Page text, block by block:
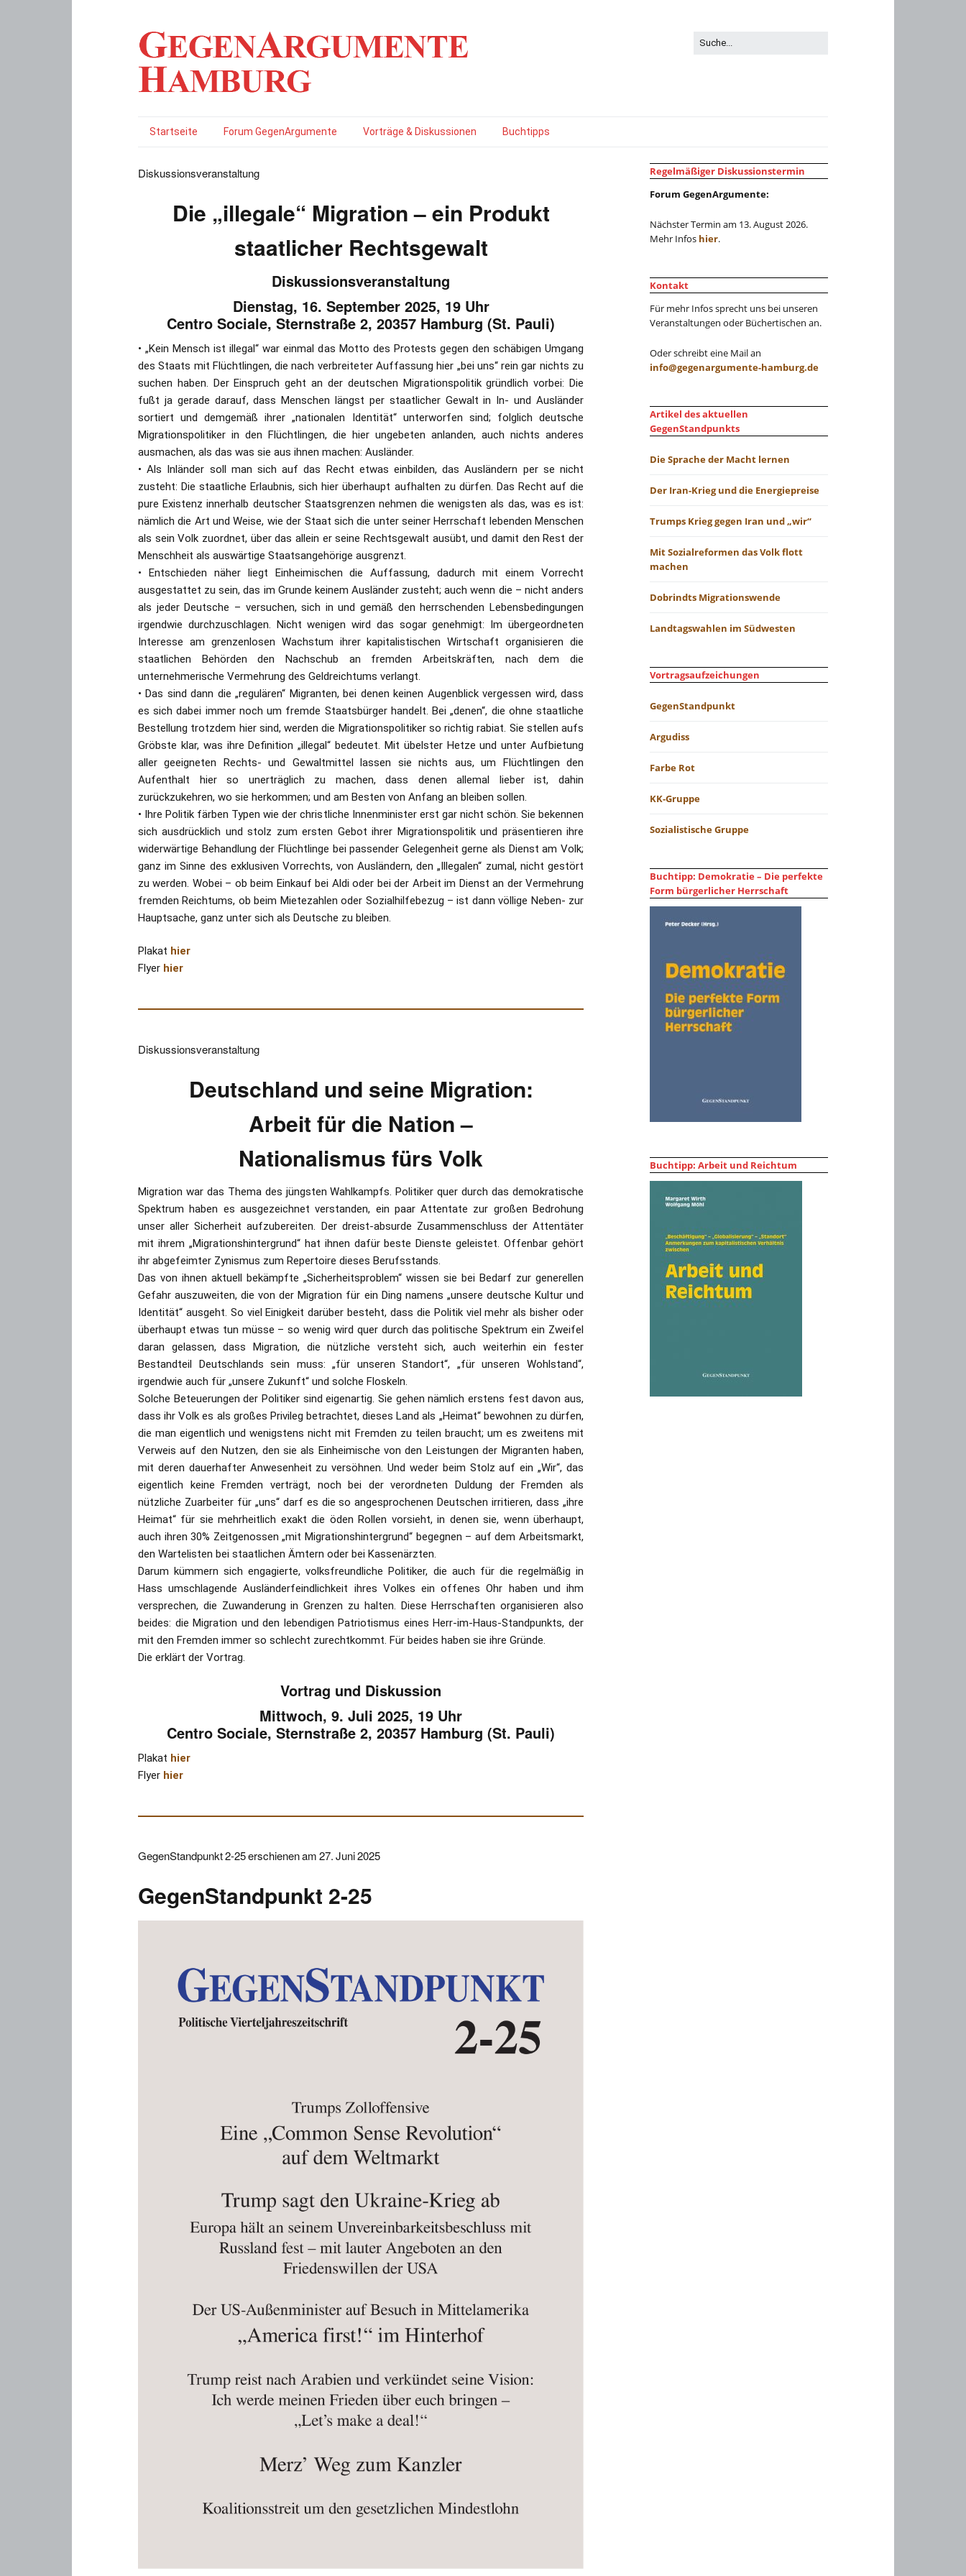
Startseite Forum GegenArgumente Vorträge & Diskussionen Buchtipps
Diskussionsveranstaltung
Die „illegale“ Migration – ein Produkt
staatlicher Rechtsgewalt
Diskussionsveranstaltung
Dienstag, 16. September 2025, 19 Uhr
Centro Sociale, Sternstraße 2, 20357 Hamburg (St. Pauli)
• „Kein Mensch ist illegal“ war einmal das Motto des Protests gegen den schäbigen Umgang
des Staats mit Flüchtlingen, die nach verbreiteter Auffassung hier „bei uns“ rein gar nichts zu
suchen haben. Der Einspruch geht an der deutschen Migrationspolitik gründlich vorbei: Die
fußt ja gerade darauf, dass Menschen längst per staatlicher Gewalt in In- und Ausländer
sortiert und demgemäß ihrer „nationalen Identität“ unterworfen sind; folglich deutsche
Migrationspolitiker in den Flüchtlingen, die hier ungebeten anlanden, auch nichts anderes
ausmachen, als das was sie aus ihnen machen: Ausländer.
• Als Inländer soll man sich auf das Recht etwas einbilden, das Ausländern per se nicht
zusteht: Die staatliche Erlaubnis, sich hier überhaupt aufhalten zu dürfen. Das Recht auf die
pure Existenz innerhalb deutscher Staatsgrenzen nehmen die wenigsten als das, was es ist:
nämlich die Art und Weise, wie der Staat sich die unter seiner Herrschaft lebenden Menschen
als sein Volk zuordnet, über das allein er seine Rechtsgewalt ausübt, und damit den Rest der
Menschheit als auswärtige Staatsangehörige ausgrenzt.
• Entschieden näher liegt Einheimischen die Auffassung, dadurch mit einem Vorrecht
ausgestattet zu sein, das im Grunde keinem Ausländer zusteht; auch wenn die – nicht anders
als jeder Deutsche – versuchen, sich in und gemäß den herrschenden Lebensbedingungen
irgendwie durchzuschlagen. Nicht wenigen wird das sogar genehmigt: Im übergeordneten
Interesse am grenzenlosen Wachstum ihrer kapitalistischen Wirtschaft organisieren die
staatlichen Behörden den Nachschub an fremden Arbeitskräften, nach dem die
unternehmerische Vermehrung des Geldreichtums verlangt.
• Das sind dann die „regulären“ Migranten, bei denen keinen Augenblick vergessen wird, dass
es sich dabei immer noch um fremde Staatsbürger handelt. Bei „denen“, die ohne staatliche
Bestellung trotzdem hier sind, werden die Migrationspolitiker so richtig rabiat. Sie stellen aufs
Gröbste klar, was ihre Definition „illegal“ bedeutet. Mit übelster Hetze und unter Aufbietung
aller geeigneten Rechts- und Gewaltmittel lassen sie nichts aus, um Flüchtlingen den
Aufenthalt hier so unerträglich zu machen, dass denen allemal lieber ist, dahin
zurückzukehren, wo sie herkommen; und am Besten von Anfang an bleiben sollen.
• Ihre Politik färben Typen wie der christliche Innenminister erst gar nicht schön. Sie bekennen
sich ausdrücklich und stolz zum ersten Gebot ihrer Migrationspolitik und präsentieren ihre
widerwärtige Behandlung der Flüchtlinge bei passender Gelegenheit gerne als Dienst am Volk;
ganz im Sinne des exklusiven Vorrechts, von Ausländern, den „Illegalen“ zumal, nicht gestört
zu werden. Wobei – ob beim Einkauf bei Aldi oder bei der Arbeit im Dienst an der Vermehrung
fremden Reichtums, ob beim Mietezahlen oder Sozialhilfebezug – ist dann völlige Neben- zur
Hauptsache, ganz unter sich als Deutsche zu bleiben.
Plakat hier
Flyer hier
Diskussionsveranstaltung
Deutschland und seine Migration:
Arbeit für die Nation –
Nationalismus fürs Volk
Migration war das Thema des jüngsten Wahlkampfs. Politiker quer durch das demokratische
Spektrum haben es ausgezeichnet verstanden, ein paar Attentate zur großen Bedrohung
unser aller Sicherheit aufzubereiten. Der dreist-absurde Zusammenschluss der Attentäter
mit ihrem „Migrationshintergrund“ hat ihnen dafür beste Dienste geleistet. Offenbar gehört
ihr abgefeimter Zynismus zum Repertoire dieses Berufsstands.
Das von ihnen aktuell bekämpfte „Sicherheitsproblem“ wissen sie bei Bedarf zur generellen
Gefahr auszuweiten, die von der Migration für ein Ding namens „unsere deutsche Kultur und
Identität“ ausgeht. So viel Einigkeit darüber besteht, dass die Politik viel mehr als bisher oder
überhaupt etwas tun müsse – so wenig wird quer durch das politische Spektrum ein Zweifel
daran gelassen, dass Migration, die nützliche versteht sich, auch weiterhin ein fester
Bestandteil Deutschlands sein muss: „für unseren Standort“, „für unseren Wohlstand“,
irgendwie auch für „unsere Zukunft“ und solche Floskeln.
Solche Beteuerungen der Politiker sind eigenartig. Sie gehen nämlich erstens fest davon aus,
dass ihr Volk es als großes Privileg betrachtet, dieses Land als „Heimat“ bewohnen zu dürfen,
die man eigentlich und wenigstens nicht mit Fremden zu teilen braucht; um es zweitens mit
Verweis auf den Nutzen, den sie als Einheimische von den Leistungen der Migranten haben,
mit deren dauerhafter Anwesenheit zu versöhnen. Und weder beim Stolz auf ein „Wir“, das
eigentlich keine Fremden verträgt, noch bei der verordneten Duldung der Fremden als
nützliche Zuarbeiter für „uns“ darf es die so angesprochenen Deutschen irritieren, dass „ihre
Heimat“ für sie mehrheitlich exakt die öden Rollen vorsieht, in denen sie, wenn überhaupt,
auch ihren 30% Zeitgenossen „mit Migrationshintergrund“ begegnen – auf dem Arbeitsmarkt,
den Wartelisten bei staatlichen Ämtern oder bei Kassenärzten.
Darum kümmern sich engagierte, volksfreundliche Politiker, die auch für die regelmäßig in
Hass umschlagende Ausländerfeindlichkeit ihres Volkes ein offenes Ohr haben und ihm
versprechen, die Zuwanderung in Grenzen zu halten. Diese Herrschaften organisieren also
beides: die Migration und den lebendigen Patriotismus eines Herr-im-Haus-Standpunkts, der
mit den Fremden immer so schlecht zurechtkommt. Für beides haben sie ihre Gründe.
Die erklärt der Vortrag.
Vortrag und Diskussion
Mittwoch, 9. Juli 2025, 19 Uhr
Centro Sociale, Sternstraße 2, 20357 Hamburg (St. Pauli)
Plakat hier
Flyer hier
GegenStandpunkt 2-25 erschienen am 27. Juni 2025
GegenStandpunkt 2-25
Regelmäßiger Diskussionstermin
Forum GegenArgumente:
Nächster Termin am 13. August 2026.
Mehr Infos hier.
Kontakt
Für mehr Infos sprecht uns bei unseren
Veranstaltungen oder Büchertischen an.
Oder schreibt eine Mail an
info@gegenargumente-hamburg.de
Artikel des aktuellen
GegenStandpunkts
Die Sprache der Macht lernen
Der Iran-Krieg und die Energiepreise
Trumps Krieg gegen Iran und „wir“
Mit Sozialreformen das Volk flott
machen
Dobrindts Migrationswende
Landtagswahlen im Südwesten
Vortragsaufzeichungen
GegenStandpunkt
Argudiss
Farbe Rot
KK-Gruppe
Sozialistische Gruppe
Buchtipp: Demokratie – Die perfekte
Form bürgerlicher Herrschaft
Buchtipp: Arbeit und Reichtum